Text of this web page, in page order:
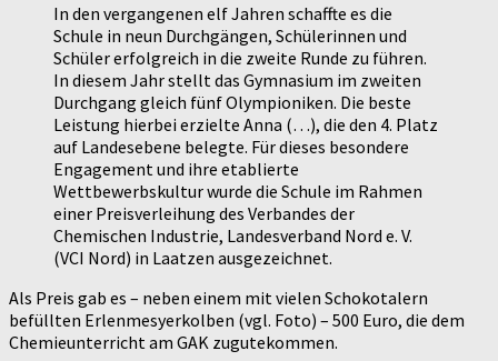
In den vergangenen elf Jahren schaffte es die
Schule in neun Durchgängen, Schülerinnen und
Schüler erfolgreich in die zweite Runde zu führen.
In diesem Jahr stellt das Gymnasium im zweiten
Durchgang gleich fünf Olympioniken. Die beste
Leistung hierbei erzielte Anna (…), die den 4. Platz
auf Landesebene belegte. Für dieses besondere
Engagement und ihre etablierte
Wettbewerbskultur wurde die Schule im Rahmen
einer Preisverleihung des Verbandes der
Chemischen Industrie, Landesverband Nord e. V.
(VCI Nord) in Laatzen ausgezeichnet.
Als Preis gab es – neben einem mit vielen Schokotalern
befüllten Erlenmesyerkolben (vgl. Foto) – 500 Euro, die dem
Chemieunterricht am GAK zugutekommen.